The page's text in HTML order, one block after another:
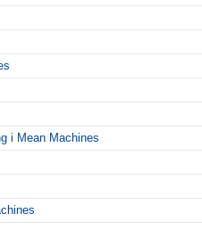
i Mean Machines